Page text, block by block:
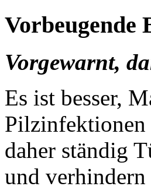
Vorbeugende
Vorgewarnt,
Es ist besser,
Pilzinfektionen
daher ständig
und verhindern